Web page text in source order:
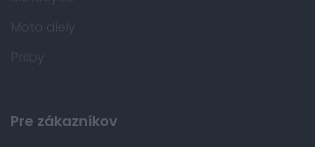
Moto diely
Prilby
Pre zákazníkov